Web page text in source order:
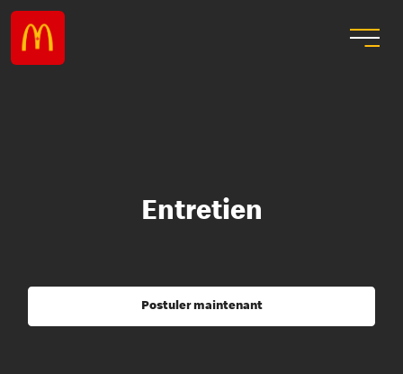
Entretien
Postuler maintenant